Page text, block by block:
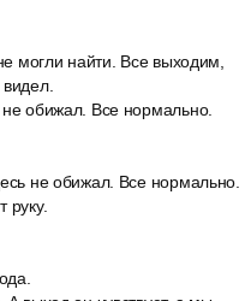
могли найти. Все выходим,
обижал. Все нормально.
не обижал. Все нормально.
руку.